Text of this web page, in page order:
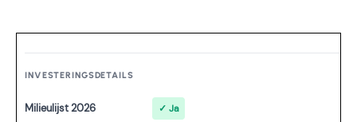
INVESTERINGSDETAILS
Milieulijst 2026 ✓ Ja